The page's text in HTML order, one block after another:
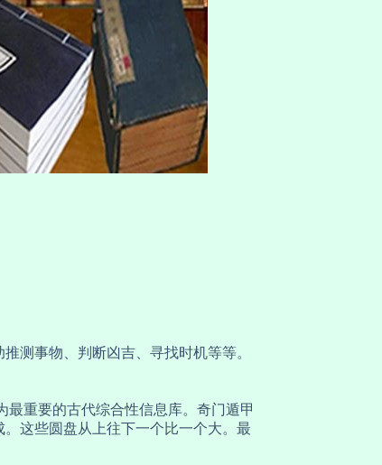
测事物、判断凶吉、寻找时机等等。
重要的古代综合性信息库。奇门遁甲
这些圆盘从上往下一个比一个大。最